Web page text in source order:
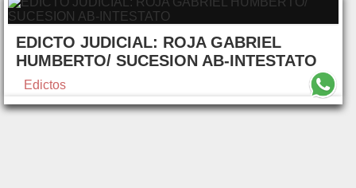
EDICTO JUDICIAL: ROJA GABRIEL
HUMBERTO/ SUCESION AB-INTESTATO
Edictos